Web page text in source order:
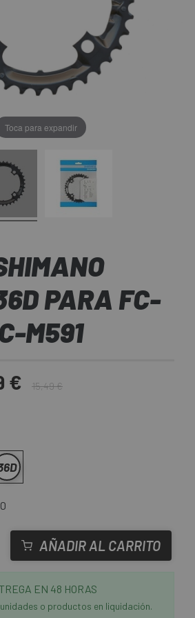
Toca para expandir
PARA FC-
M591
€ 15,49 €
AÑADIR AL CARRITO
EN 48 HORAS
o productos en liquidación.